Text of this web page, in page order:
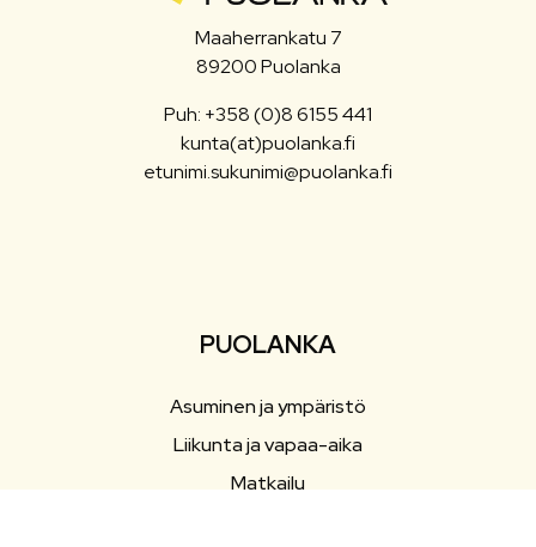
Maaherrankatu 7
89200 Puolanka
Puh: +358 (0)8 6155 441
kunta(at)puolanka.fi
etunimi.sukunimi@puolanka.fi
PUOLANKA
Asuminen ja ympäristö
Liikunta ja vapaa-aika
Matkailu